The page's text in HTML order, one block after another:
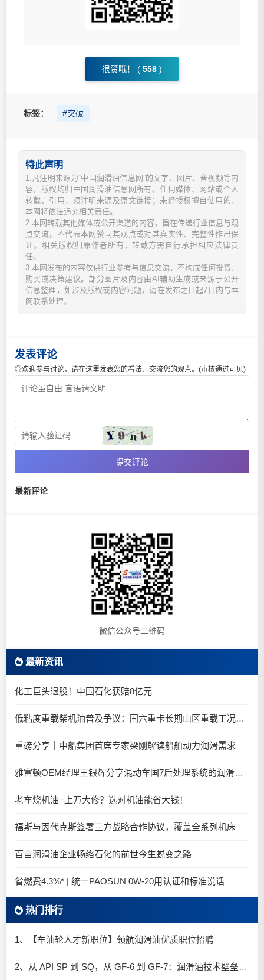
很赞哦！ ( 558 )
标签： #突破
特此声明
1.凡注明来源为“中国润滑油信息网”的文字、图片、音视频等内
容，版权均归中国润滑油信息网所有。任何媒体、网站或个人
转载、引用，须注明来源及原文链接；未经授权擅自使用的，
本网将依法追究相关责任。
2.本网转载其他媒体或公开渠道的内容，旨在传递行业信息与观
点交流，不代表本网赞同其观点或对其真实性、完整性作出保
证。相关版权归原作者所有，转载方需自行承担相应法律责
任。
3.本网发布的内容仅供行业参考与信息交流，不构成任何投资、
购买或决策建议。部分图片及内容由AI辅助生成或来源于公开
信息整理，如涉及版权或内容问题，请在发布之日起7日内与本
网联系处理。
发表评论
◎欢迎参与讨论，请在这里发表您的看法、交流您的观点。(审核通过可见)
提交评论
最新评论
微信公众号二维码
最新资讯
化工巨头退股！中国石化获赔8亿元
低粘度重载柴机油普及争议：国六重卡长期山区重载工况是否适合0W-20柴油机油？
重磅分享｜中船集团首席专家梁刚解读船舶动力润滑需求
雅富顿OEM经理王银辉分享混动车国7后处理系统的润滑油要求
老车烧机油=上万大修？选对机油能省大钱！
福斯与因代克斯签署三方战略合作协议，覆盖全系列机床
百亩润滑油企业畅络石化的前世今生蜕变之路
省燃费4.3%* | 统一PAOSUN 0W-20用认证和标准说话
热门排行
1、【车油轮人才新职位】领航润滑油优质职位招聘
2、从 API SP 到 SQ，从 GF-6 到 GF-7：润滑油技术壁垒再升高，你准备好了吗？